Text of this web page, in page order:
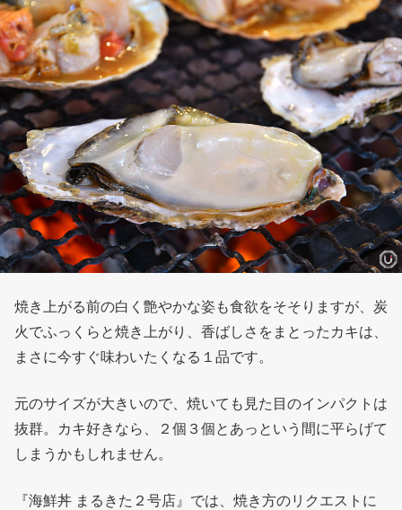
焼き上がる前の白く艶やかな姿も食欲をそそりますが、炭
火でふっくらと焼き上がり、香ばしさをまとったカキは、
まさに今すぐ味わいたくなる１品です。
元のサイズが大きいので、焼いても見た目のインパクトは
抜群。カキ好きなら、２個３個とあっという間に平らげて
しまうかもしれません。
『海鮮丼 まるきた２号店』では、焼き方のリクエストに